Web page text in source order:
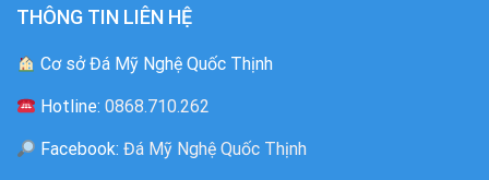
5THÔNG TIN LIÊN HỆ
Cơ sở Đá Mỹ Nghệ Quốc Thịnh
Hotline:0868.710.262
Facebook: Đá Mỹ Nghệ Quốc Thịnh